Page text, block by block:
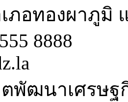
ภอทองผาภูมิ
8888
ตพัฒนาเศรษ